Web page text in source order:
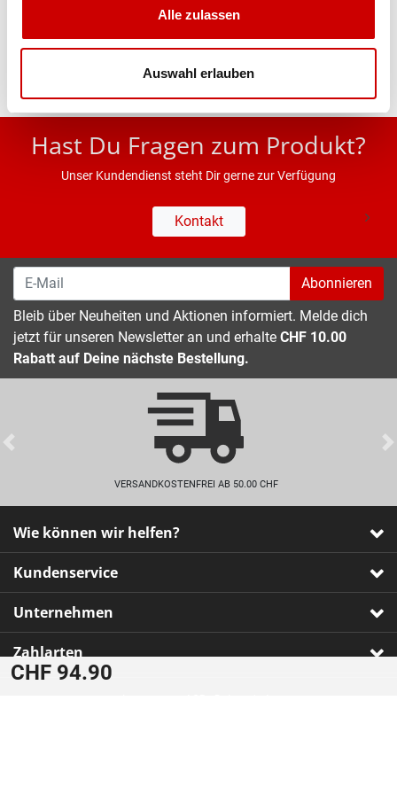
Alle zulassen
Auswahl erlauben
CHF 94.90
* UVP des Herstellers; Alle Preisangaben inkl. MwSt.
Hast Du Fragen zum Produkt?
Unser Kundendienst steht Dir gerne zur Verfügung
Kontakt
Abonnieren
Bleib über Neuheiten und Aktionen informiert. Melde dich
jetzt für unseren Newsletter an und erhalte CHF 10.00
Rabatt auf Deine nächste Bestellung.
VERSANDKOSTENFREI AB 50.00 CHF
Previous
Wie können wir helfen?
Kundenservice
Unternehmen
Zahlarten